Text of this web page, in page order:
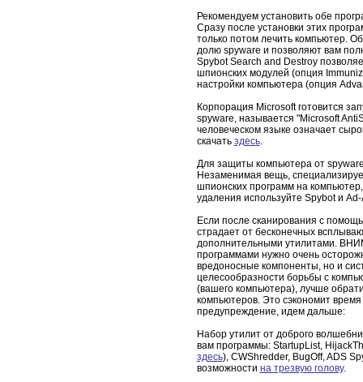
Рекомендуем установить обе
Сразу после установки этих
только потом лечить компьютер.
долю spyware и позволяют вам
Spybot Search and Destroy
шпионских модулей (опция
настройки компьютера (опция
Корпорация Microsoft готовится
spyware, называется "Microsoft
человеческом языке означает
скачать здесь.
Для защиты компьютера от
Незаменимая вещь,
шпионских программ на
удаления используйте Spybot и
Если после сканирования с
страдает от бесконечных
дополнительными утилитами.
программами нужно очень
вредоносные компоненты, но и
целесообразности борьбы с
(вашего компьютера), лучше
компьютеров. Это сэкономит
предупреждение, идем дальше:
Набор утилит от доброго
вам программы: StartupList,
здесь), CWShredder, BugOff, ADS
возможности на трезвую голову.